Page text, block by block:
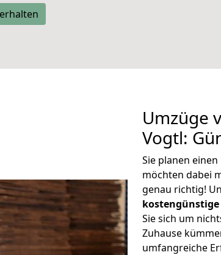
Umzüge
Vogtl:
Sie planen
möchten dabei
genau richtig!
Sie sich um
Zuhause
umfangreiche